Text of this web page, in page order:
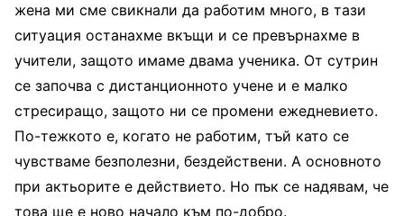
жена ми сме свикнали да работим много, в тази
ситуация останахме вкъщи и се превърнахме в
учители, защото имаме двама ученика. От сутрин
се започва с дистанционното учене и е малко
стресиращо, защото ни се промени ежедневието.
По-тежкото е, когато не работим, тъй като се
чувстваме безполезни, бездействени. А основното
при актьорите е действието. Но пък се надявам, че
това ще е ново начало към по-добро.